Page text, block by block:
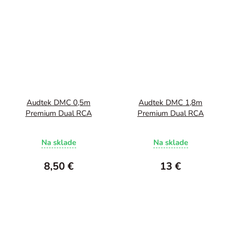
Audtek DMC 0,5m
Premium Dual RCA
Na sklade
8,50 €
Audtek DMC 1,8m
Premium Dual RCA
Na sklade
13 €